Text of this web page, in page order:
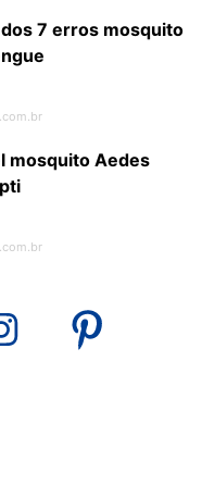
7 erros mosquito
mosquito Aedes